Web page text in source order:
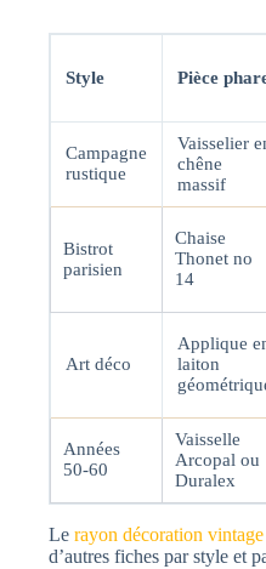
Style Pièce
Campagne
rustique
Vaisselier
chêne
massif
Bistrot
parisien
Chaise
Thonet no
14
Art déco
Applique
laiton
Années
50-60
Vaisselle
Arcopal ou
Duralex
Le rayon décoration vintage
d’autres fiches par style et